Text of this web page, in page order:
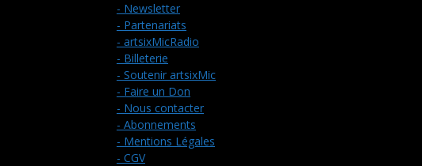
- Newsletter
- Partenariats
- artsixMicRadio
- Billeterie
- Soutenir artsixMic
- Faire un Don
- Nous contacter
- Abonnements
- Mentions Légales
- CGV